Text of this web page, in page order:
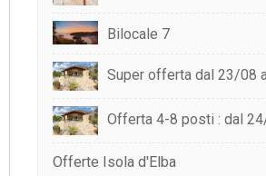
Bilocale 7
Super offerta dal 23/08
Offerta 4-8 posti : dal
Offerte Isola d'Elba